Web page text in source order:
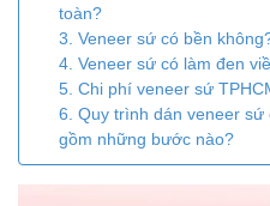
toàn?
3. Veneer sứ có bền
4. Veneer sứ có làm đen
5. Chi phí veneer sứ
6. Quy trình dán veneer sứ
gồm những bước nào?